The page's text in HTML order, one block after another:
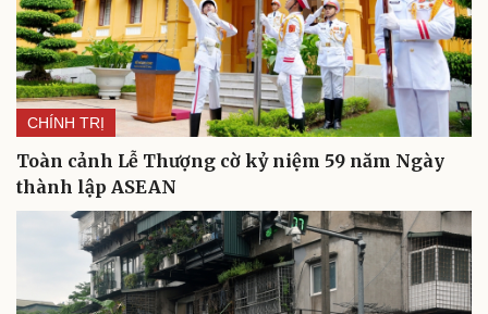
Văn hóa
Sân khấu - Điện ảnh
Văn học
Âm nhạc
Di sản
Giải trí
Nghệ sĩ
Thời trang
Sao Việt
CHÍNH TRỊ
Toàn cảnh Lễ Thượng cờ kỷ niệm 59 năm Ngày
thành lập ASEAN